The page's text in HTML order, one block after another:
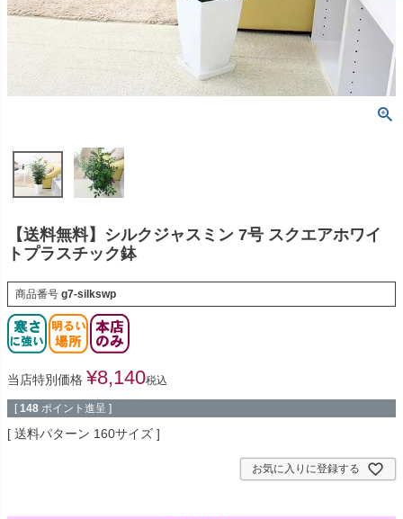
【送料無料】シルクジャスミン 7号 スクエアホワイ
トプラスチック鉢
商品番号 g7-silkswp
当店特別価格 ¥8,140税込
[ 148 ポイント進呈 ]
送料パターン 160サイズ
お気に入りに登録する